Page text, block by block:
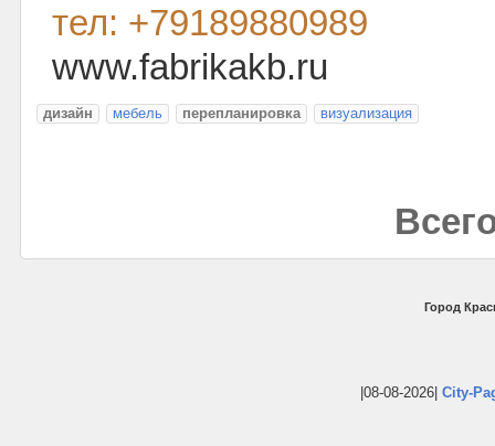
тел: +79189880989
www.fabrikakb.ru
дизайн мебель перепланировка визуализация
Город
|08-08-2026| City-